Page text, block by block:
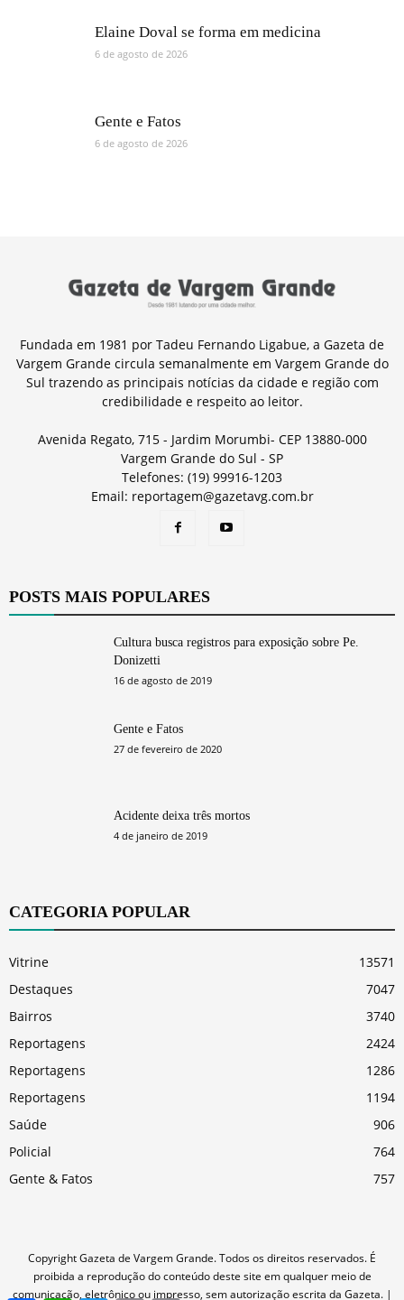
Elaine Doval se forma em medicina
6 de agosto de 2026
Gente e Fatos
6 de agosto de 2026
Fundada em 1981 por Tadeu Fernando Ligabue, a Gazeta de
Vargem Grande circula semanalmente em Vargem Grande do
Sul trazendo as principais notícias da cidade e região com
credibilidade e respeito ao leitor.
Avenida Regato, 715 - Jardim Morumbi- CEP 13880-000
Vargem Grande do Sul - SP
Telefones: (19) 99916-1203
Email: reportagem@gazetavg.com.br
POSTS MAIS POPULARES
Cultura busca registros para exposição sobre Pe.
Donizetti
16 de agosto de 2019
Gente e Fatos
27 de fevereiro de 2020
Acidente deixa três mortos
4 de janeiro de 2019
CATEGORIA POPULAR
Vitrine
13571
Destaques
7047
Bairros
3740
Reportagens
2424
Reportagens
1286
Reportagens
1194
Saúde
906
Policial
764
Gente & Fatos
757
Copyright Gazeta de Vargem Grande. Todos os direitos reservados. É
proibida a reprodução do conteúdo deste site em qualquer meio de
comunicação, eletrônico ou impresso, sem autorização escrita da Gazeta. |